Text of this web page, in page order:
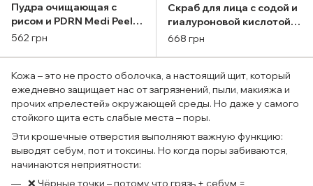
Пудра очищающая с
рисом и PDRN Medi Peel
Phyto Ex Pdrn Rice Powder
562 грн
Скраб для лица с содой и
гиалуроновой кислотой
Farmstay Baking Powder
668 грн
Кожа – это не просто оболочка, а настоящий щит, который
ежедневно защищает нас от загрязнений, пыли, макияжа и
прочих «прелестей» окружающей среды. Но даже у самого
стойкого щита есть слабые места – поры.
Эти крошечные отверстия выполняют важную функцию:
выводят себум, пот и токсины. Но когда поры забиваются,
начинаются неприятности:
❌ Чёрные точки – потому что грязь + себум =